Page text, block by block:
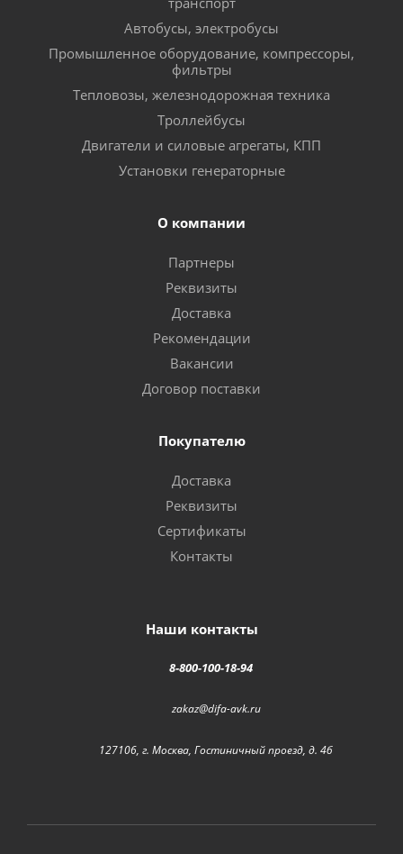
Автобусы, электробусы
Промышленное оборудование, компрессоры,
фильтры
Тепловозы, железнодорожная техника
Троллейбусы
Двигатели и силовые агрегаты, КПП
Установки генераторные
О компании
Партнеры
Реквизиты
Доставка
Рекомендации
Вакансии
Договор поставки
Покупателю
Доставка
Реквизиты
Сертификаты
Контакты
Наши контакты
8-800-100-18-94
zakaz@difa-avk.ru
127106, г. Москва, Гостиничный проезд, д. 4б